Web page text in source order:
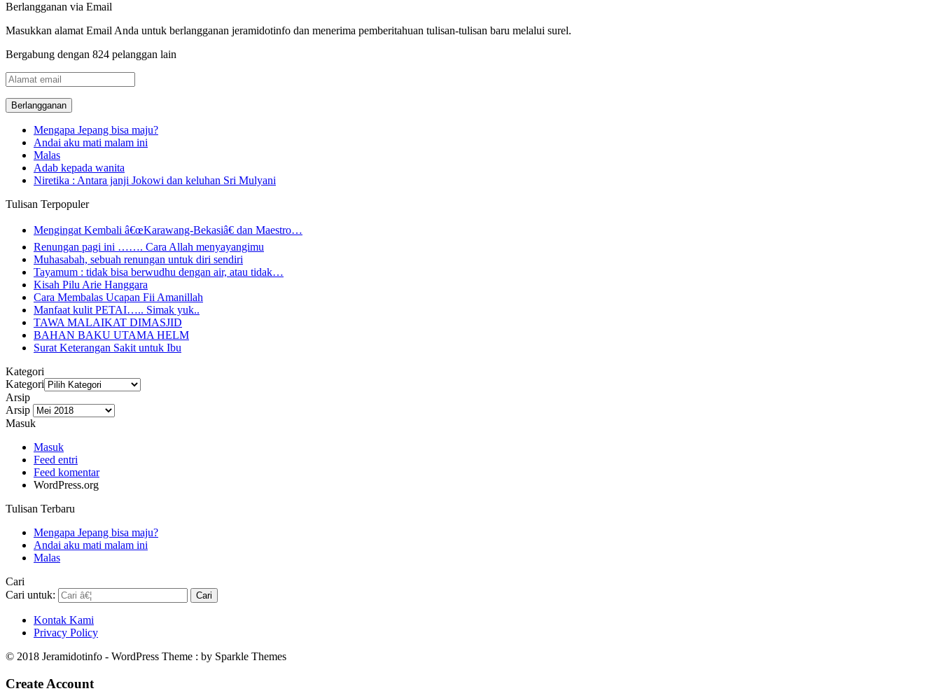
Berlangganan via Email
Masukkan alamat Email Anda untuk berlangganan jeramidotinfo dan menerima pemberitahuan tulisan-tulisan baru melalui surel.
Bergabung dengan 824 pelanggan lain
Alamat
email
Mengapa Jepang bisa maju?
Andai aku mati malam ini
Malas
Adab kepada wanita
Niretika : Antara janji Jokowi dan keluhan Sri Mulyani
Tulisan Terpopuler
Mengingat Kembali â€œKarawang-Bekasiâ€ dan Maestro…
Renungan pagi ini ……. Cara Allah menyayangimu
Muhasabah, sebuah renungan untuk diri sendiri
Tayamum : tidak bisa berwudhu dengan air, atau tidak…
Kisah Pilu Arie Hanggara
Cara Membalas Ucapan Fii Amanillah
Manfaat kulit PETAI….. Simak yuk..
TAWA MALAIKAT DIMASJID
BAHAN BAKU UTAMA HELM
Surat Keterangan Sakit untuk Ibu
Kategori
Kategori
Arsip
Arsip
Masuk
Masuk
Feed entri
Feed komentar
WordPress.org
Tulisan Terbaru
Mengapa Jepang bisa maju?
Andai aku mati malam ini
Malas
Cari
Cari untuk:
Kontak Kami
Privacy Policy
© 2018 Jeramidotinfo - WordPress Theme : by Sparkle Themes
Create Account